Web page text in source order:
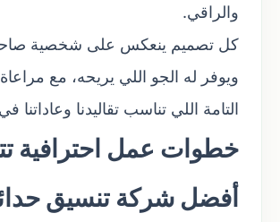
والراقي.
كل تصميم ينعكس على شخصية
ويوفر له الجو اللي يريحه، مع
التامة اللي تناسب تقاليدنا وعاداتنا
خطوات عمل احترافية
أفضل شركة تنسيق